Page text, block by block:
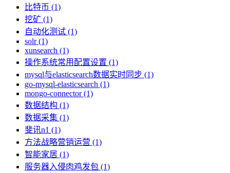
比特币 (1)
挖矿 (1)
自动化测试 (1)
solr (1)
xunsearch (1)
操作系统常用配置设置 (1)
mysql与elasticsearch数据实时同步 (1)
go-mysql-elasticsearch (1)
mongo-connector (1)
数据结构 (1)
数据采集 (1)
斐讯n1 (1)
方法战略营销运营 (1)
智能家居 (1)
服务器入侵肉鸡发包 (1)